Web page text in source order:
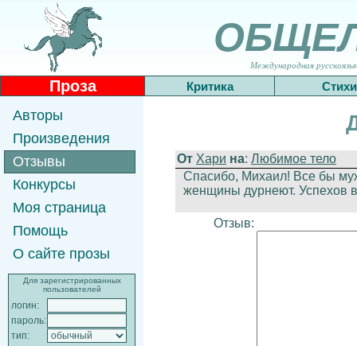
Международная
Проза Критика Стихи
Авторы
Произведения
Отзывы
Конкурсы
Моя страница
Помощь
О сайте прозы
Для зарегистрированных
пользователей
логин:
пароль:
тип:
От Хари на: Любимое тело
Спасибо, Михаил! Все бы
женщины дурнеют. Успехов
Отзыв: